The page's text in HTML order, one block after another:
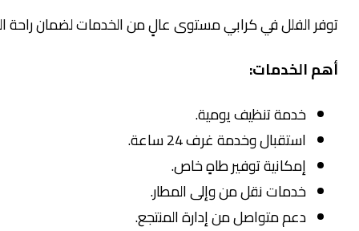
في كرابي مستوى عالٍ من الخدمات لضمان راحة الضيوف.
خدمة تنظيف يومية.
استقبال وخدمة غرف 24 ساعة.
إمكانية توفير طاهٍ خاص.
خدمات نقل من وإلى المطار.
دعم متواصل من إدارة المنتجع.